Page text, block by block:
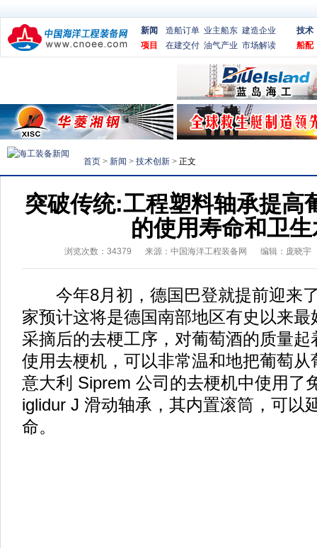
新闻 造船订单 业主船东 建造企业
项目
在建交付 油气产业 市场解读
技术
船配
首页 > 新闻 > 技术创新 > 正文
突破传统:工程塑料轴承提高
的使用寿命和卫
浏览次数： 34379 来源： 中国海洋工程装备网 编辑：庞晓宇
今年8月初，德国巴登就提前迎来
家预计这将是德国南部地区有史以来
采摘后的去梗工序，对葡萄酒的质量
使用去梗机，可以非常温和地把葡萄
意大利 Siprem 公司的去梗机中使用了
iglidur J 滑动轴承，其内置滚筒，可以
命。